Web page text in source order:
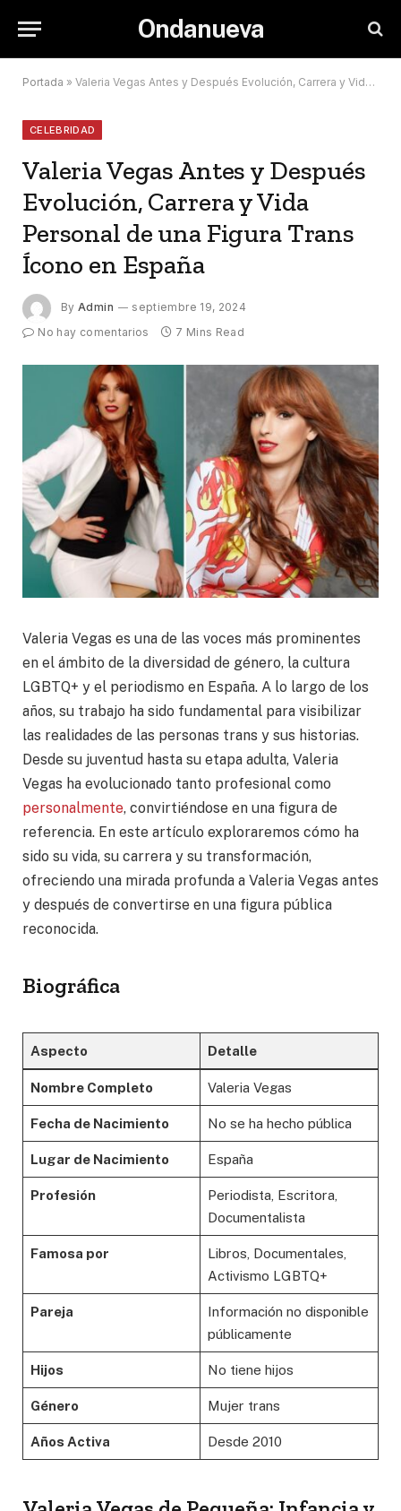
Ondanueva
Portada » Valeria Vegas Antes y Después Evolución, Carrera y Vida Personal de una Figura Trans Ícono en España
CELEBRIDAD
Valeria Vegas Antes y Después
Evolución, Carrera y Vida
Personal de una Figura Trans
Ícono en España
By Admin
septiembre 19, 2024
No hay comentarios
7 Mins Read
Valeria Vegas es una de las voces más prominentes
en el ámbito de la diversidad de género, la cultura
LGBTQ+ y el periodismo en España. A lo largo de los
años, su trabajo ha sido fundamental para visibilizar
las realidades de las personas trans y sus historias.
Desde su juventud hasta su etapa adulta, Valeria
Vegas ha evolucionado tanto profesional como
personalmente, convirtiéndose en una figura de
referencia. En este artículo exploraremos cómo ha
sido su vida, su carrera y su transformación,
ofreciendo una mirada profunda a Valeria Vegas antes
y después de convertirse en una figura pública
reconocida.
Biográfica
Aspecto Detalle
Nombre Completo Valeria Vegas
Fecha de Nacimiento No se ha hecho pública
Lugar de Nacimiento España
Profesión
Periodista, Escritora,
Documentalista
Famosa por
Libros, Documentales,
Activismo LGBTQ+
Pareja
Información no disponible
públicamente
Hijos No tiene hijos
Género Mujer trans
Años Activa Desde 2010